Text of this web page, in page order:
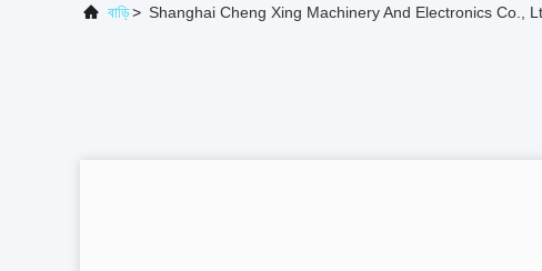
বাড়ি> Shanghai Cheng Xing Machinery And Electronics Co., Ltd.